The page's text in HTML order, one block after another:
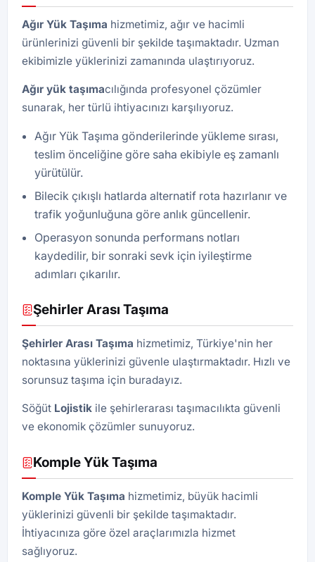
Ağır Yük Taşıma hizmetimiz, ağır ve hacimli
ürünlerinizi güvenli bir şekilde taşımaktadır. Uzman
ekibimizle yüklerinizi zamanında ulaştırıyoruz.
Ağır yük taşımacılığında profesyonel çözümler
sunarak, her türlü ihtiyacınızı karşılıyoruz.
Ağır Yük Taşıma gönderilerinde yükleme sırası,
teslim önceliğine göre saha ekibiyle eş zamanlı
yürütülür.
Bilecik çıkışlı hatlarda alternatif rota hazırlanır ve
trafik yoğunluğuna göre anlık güncellenir.
Operasyon sonunda performans notları
kaydedilir, bir sonraki sevk için iyileştirme
adımları çıkarılır.
Şehirler Arası Taşıma
Şehirler Arası Taşıma hizmetimiz, Türkiye'nin her
noktasına yüklerinizi güvenle ulaştırmaktadır. Hızlı ve
sorunsuz taşıma için buradayız.
Söğüt Lojistik ile şehirlerarası taşımacılıkta güvenli
ve ekonomik çözümler sunuyoruz.
Komple Yük Taşıma
Komple Yük Taşıma hizmetimiz, büyük hacimli
yüklerinizi güvenli bir şekilde taşımaktadır.
İhtiyacınıza göre özel araçlarımızla hizmet
sağlıyoruz.